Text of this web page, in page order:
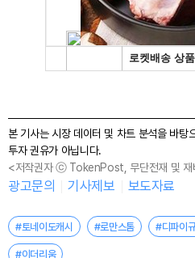
본 기사는 시장 데이터 및 차트 분석을 바탕
투자 권유가 아닙니다.
<저작권자 ⓒ TokenPost, 무단전재 및 재
광고문의 기사제보 보도자료
#토네이도캐시 #로만스톰 #디파이
#이더리움